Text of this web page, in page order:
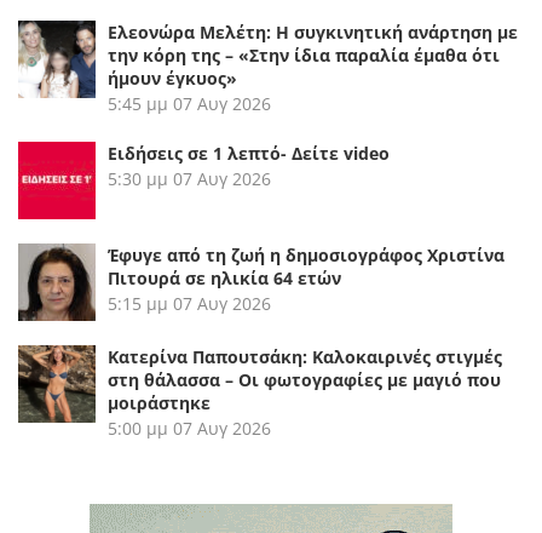
Ελεονώρα Μελέτη: Η συγκινητική ανάρτηση με
την κόρη της – «Στην ίδια παραλία έμαθα ότι
ήμουν έγκυος»
5:45 μμ 07 Αυγ 2026
Ειδήσεις σε 1 λεπτό- Δείτε video
5:30 μμ 07 Αυγ 2026
Έφυγε από τη ζωή η δημοσιογράφος Χριστίνα
Πιτουρά σε ηλικία 64 ετών
5:15 μμ 07 Αυγ 2026
Κατερίνα Παπουτσάκη: Καλοκαιρινές στιγμές
στη θάλασσα – Οι φωτογραφίες με μαγιό που
μοιράστηκε
5:00 μμ 07 Αυγ 2026